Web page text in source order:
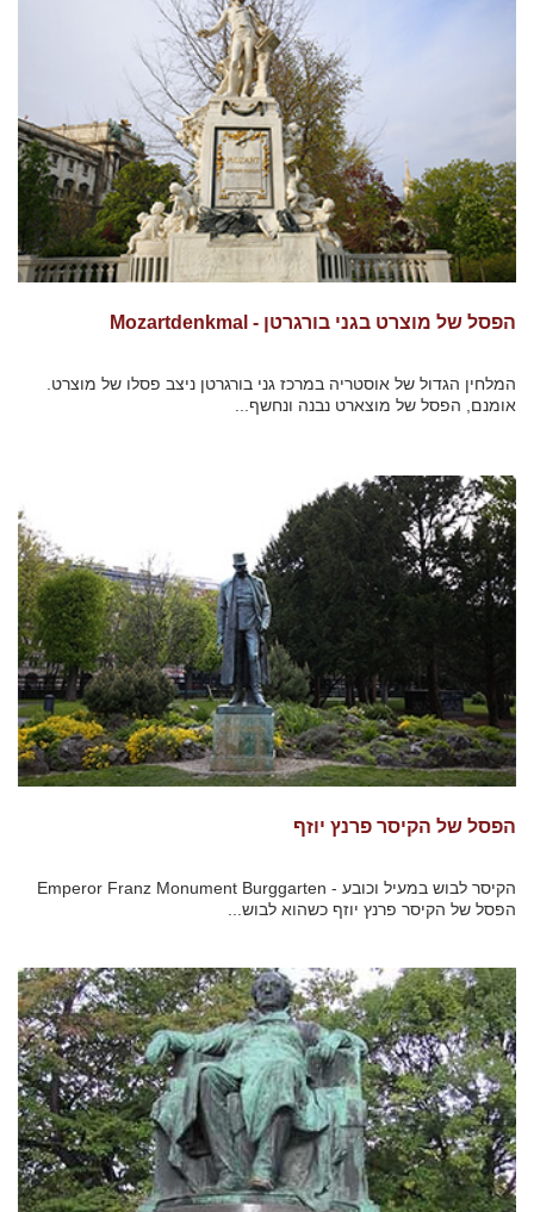
הפסל של מוצרט בגני בורגרטן - Mozartdenkmal
המלחין הגדול של אוסטריה במרכז גני בורגרטן ניצב פסלו של מוצרט.
אומנם, הפסל של מוצארט נבנה ונחשף...
הפסל של הקיסר פרנץ יוזף
הקיסר לבוש במעיל וכובע - Emperor Franz Monument Burggarten
הפסל של הקיסר פרנץ יוזף כשהוא לבוש...